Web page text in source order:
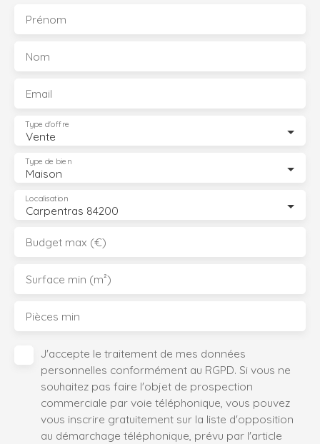
Prénom
Nom
Email
Vente
Type d'offre
Maison
Type de bien
Carpentras 84200
Localisation
Budget max (€)
Surface min (m²)
Pièces min
J'accepte le traitement de mes données
personnelles conformément au RGPD. Si vous ne
souhaitez pas faire l'objet de prospection
commerciale par voie téléphonique, vous pouvez
vous inscrire gratuitement sur la liste d'opposition
au démarchage téléphonique, prévu par l'article